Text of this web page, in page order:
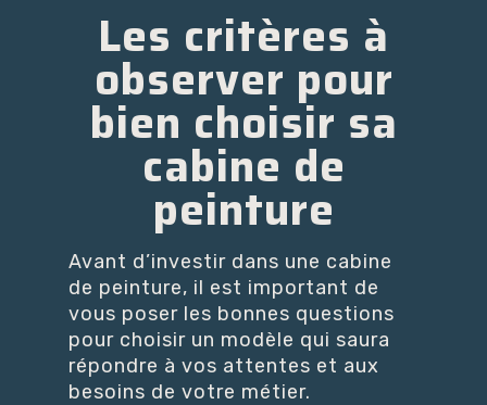
Les critères à
observer pour
bien choisir sa
cabine de
peinture
Avant d’investir dans une cabine
de peinture, il est important de
vous poser les bonnes questions
pour choisir un modèle qui saura
répondre à vos attentes et aux
besoins de votre métier.